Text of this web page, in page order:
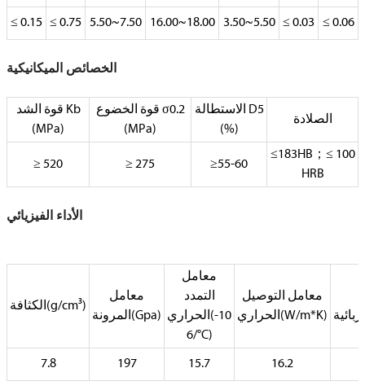
≤ 0.15 ≤ 0.75 5.50~7.50 16.00~18.00 3.50~5.50 ≤ 0.03 ≤ 0.06
الخصائص الميكانيكية
قوة الشد Kb
(MPa)
قوة الخضوع σ0.2
(MPa)
الاستطالة D5
(%)
الصلادة
≥ 520 ≥ 275 ≥55-60
≤183HB；≤ 100
HRB
الأداء الفيزيائي
الكثافة(g/cm³)
معامل
المرونة(Gpa)
معامل
التمدد
الحراري(10-
6/°C)
معامل التوصيل
الحراري(W/m*K)
7.8 197 15.7 16.2